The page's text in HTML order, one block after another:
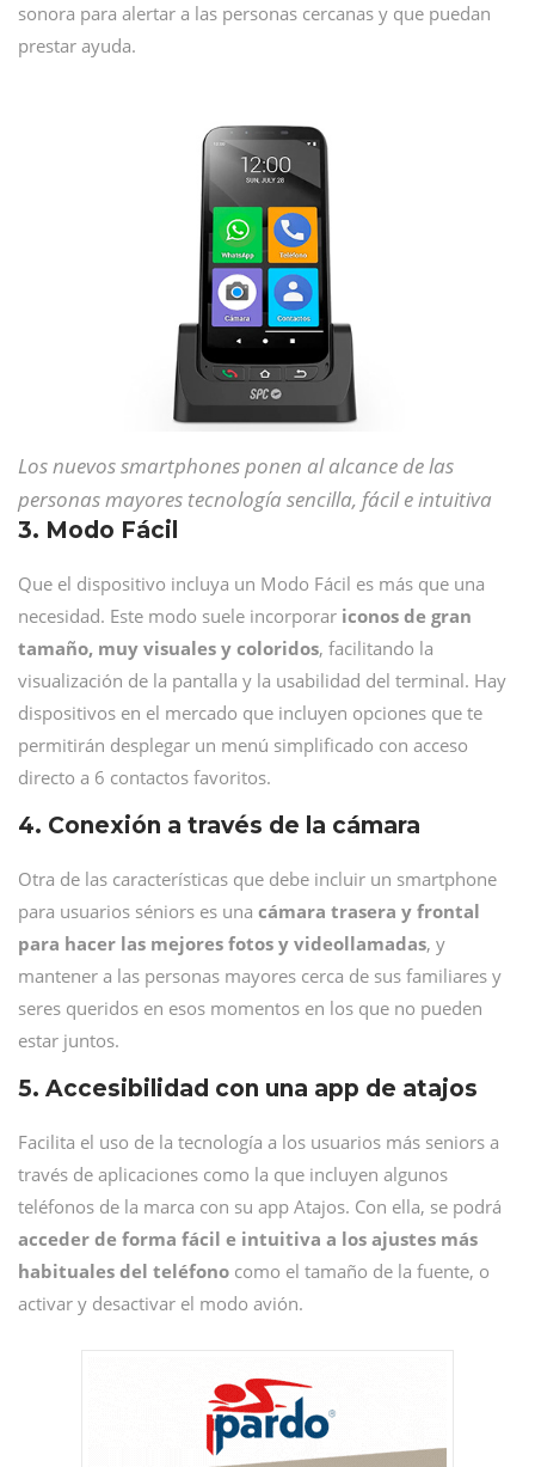
sonora para alertar a las personas cercanas y que puedan
prestar ayuda.
Los nuevos smartphones ponen al alcance de las
personas mayores tecnología sencilla, fácil e intuitiva
3. Modo Fácil
Que el dispositivo incluya un Modo Fácil es más que una
necesidad. Este modo suele incorporar iconos de gran
tamaño, muy visuales y coloridos, facilitando la
visualización de la pantalla y la usabilidad del terminal. Hay
dispositivos en el mercado que incluyen opciones que te
permitirán desplegar un menú simplificado con acceso
directo a 6 contactos favoritos.
4. Conexión a través de la cámara
Otra de las características que debe incluir un smartphone
para usuarios séniors es una cámara trasera y frontal
para hacer las mejores fotos y videollamadas, y
mantener a las personas mayores cerca de sus familiares y
seres queridos en esos momentos en los que no pueden
estar juntos.
5. Accesibilidad con una app de atajos
Facilita el uso de la tecnología a los usuarios más seniors a
través de aplicaciones como la que incluyen algunos
teléfonos de la marca con su app Atajos. Con ella, se podrá
acceder de forma fácil e intuitiva a los ajustes más
habituales del teléfono como el tamaño de la fuente, o
activar y desactivar el modo avión.